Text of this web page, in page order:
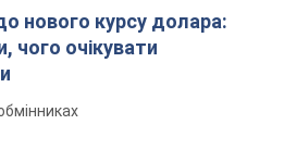
"Динамо"
10-й хвилині